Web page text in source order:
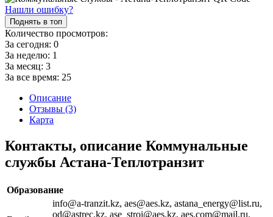
Нашли ошибку?
Поднять в топ
Количество просмотров:
За сегодня: 0
За неделю: 1
За месяц: 3
За все время: 25
Описание
Отзывы (3)
Карта
Контакты, описание Коммунальные
службы Астана-Теплотранзит
Образование
info@a-tranzit.kz, aes@aes.kz, astana_energy@list.ru,
od@astrec.kz, ase_stroi@aes.kz, aes.com@mail.ru,